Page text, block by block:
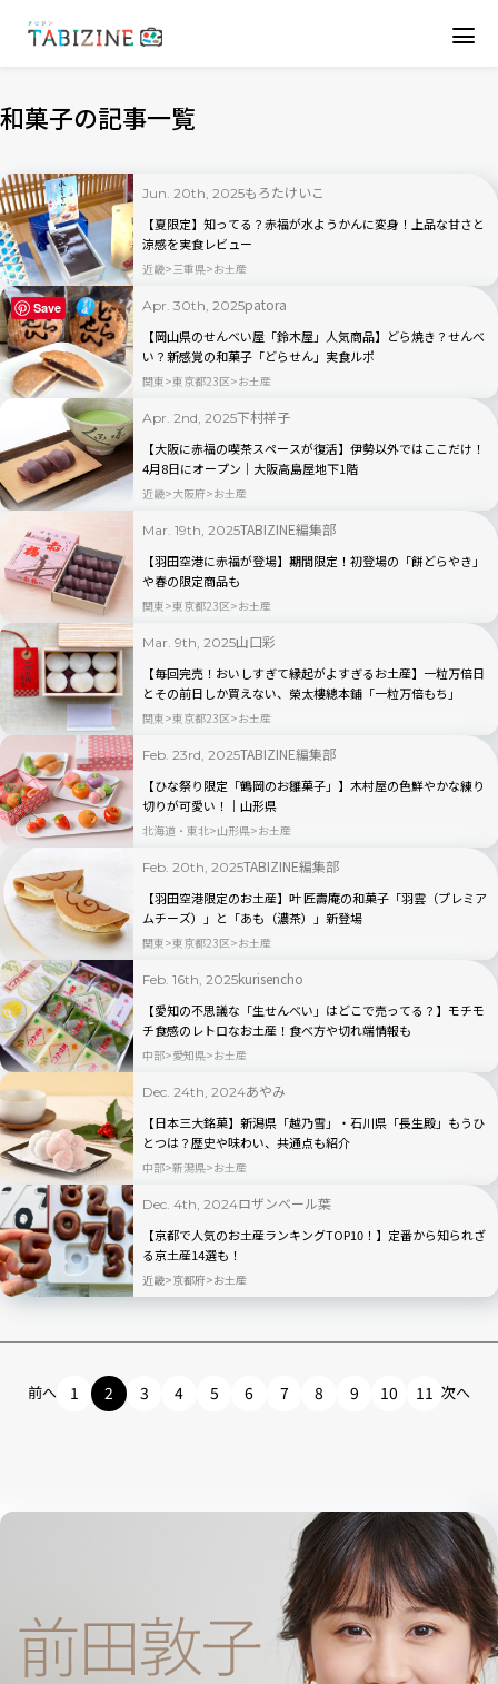
和菓子の記事一覧
Jun. 20th, 2025もろたけいこ
【夏限定】知ってる？赤福が水ようかんに変身！上品な甘さと
涼感を実食レビュー
近畿 三重県 お土産
Apr. 30th, 2025patora
【岡山県のせんべい屋「鈴木屋」人気商品】どら焼き？せんべ
い？新感覚の和菓子「どらせん」実食ルポ
関東 東京都23区 お土産
Apr. 2nd, 2025下村祥子
【大阪に赤福の喫茶スペースが復活】伊勢以外ではここだけ！
4月8日にオープン｜大阪高島屋地下1階
近畿 大阪府 お土産
Mar. 19th, 2025TABIZINE編集部
【羽田空港に赤福が登場】期間限定！初登場の「餅どらやき」
や春の限定商品も
関東 東京都23区 お土産
Mar. 9th, 2025山口彩
【毎回完売！おいしすぎて縁起がよすぎるお土産】一粒万倍日
とその前日しか買えない、榮太樓總本鋪「一粒万倍もち」
関東 東京都23区 お土産
Feb. 23rd, 2025TABIZINE編集部
【ひな祭り限定「鶴岡のお雛菓子」】木村屋の色鮮やかな練り
切りが可愛い！｜山形県
北海道・東北 山形県 お土産
Feb. 20th, 2025TABIZINE編集部
【羽田空港限定のお土産】叶 匠壽庵の和菓子「羽雲（プレミア
ムチーズ）」と「あも（濃茶）」新登場
関東 東京都23区 お土産
Feb. 16th, 2025kurisencho
【愛知の不思議な「生せんべい」はどこで売ってる？】モチモ
チ食感のレトロなお土産！食べ方や切れ端情報も
中部 愛知県 お土産
Dec. 24th, 2024あやみ
【日本三大銘菓】新潟県「越乃雪」・石川県「長生殿」もうひ
とつは？歴史や味わい、共通点も紹介
中部 新潟県 お土産
Dec. 4th, 2024ロザンベール葉
【京都で人気のお土産ランキングTOP10！】定番から知られざ
る京土産14選も！
近畿 京都府 お土産
前へ 1 2 3 4 5 6 7 8 9 10 11 次へ
Save